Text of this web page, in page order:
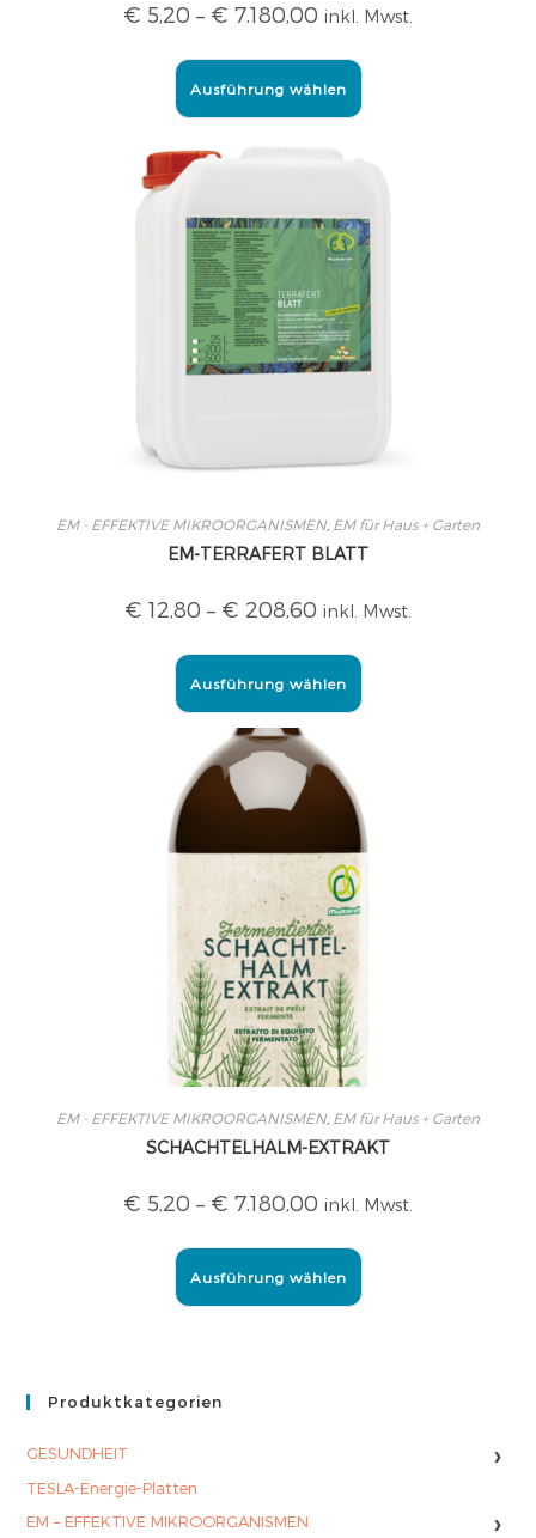
€ 5,20 – € 7.180,00 inkl. Mwst.
Ausführung wählen
EM - EFFEKTIVE MIKROORGANISMEN EM für Haus + Garten
EM-TERRAFERT BLATT
€ 12,80 – € 208,60 inkl. Mwst.
Ausführung wählen
EM - EFFEKTIVE MIKROORGANISMEN EM für Haus + Garten
SCHACHTELHALM-EXTRAKT
€ 5,20 – € 7.180,00 inkl. Mwst.
Ausführung wählen
Produktkategorien
GESUNDHEIT ›
TESLA-Energie-Platten
EM – EFFEKTIVE MIKROORGANISMEN
›